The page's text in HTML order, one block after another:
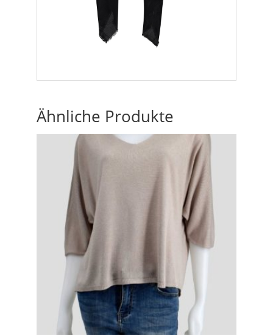
Ähnliche Produkte